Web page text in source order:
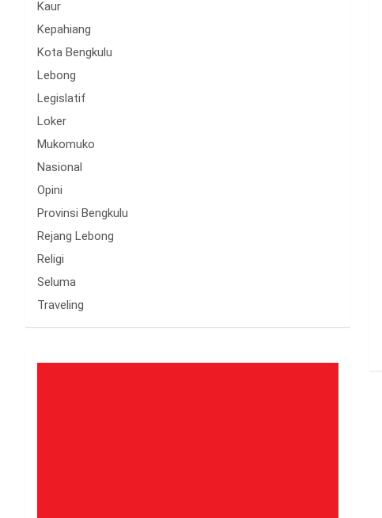
Kaur
Kepahiang
Kota Bengkulu
Lebong
Legislatif
Loker
Mukomuko
Nasional
Opini
Provinsi Bengkulu
Rejang Lebong
Religi
Seluma
Traveling